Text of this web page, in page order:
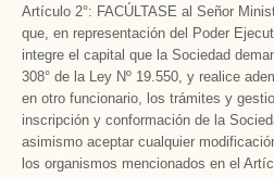
Artículo 2°: FACÚLTASE al Señor
que, en representación del Poder
integre el capital que la Sociedad
308° de la Ley Nº 19.550, y realice
en otro funcionario, los trámites y
inscripción y conformación de la
asimismo aceptar cualquier
los organismos mencionados en el